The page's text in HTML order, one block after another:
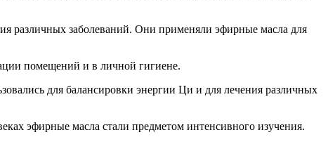
различных заболеваний. Они применяли эфирные масла для
помещений и в личной гигиене.
для балансировки энергии Ци и для лечения различных
эфирные масла стали предметом интенсивного изучения.